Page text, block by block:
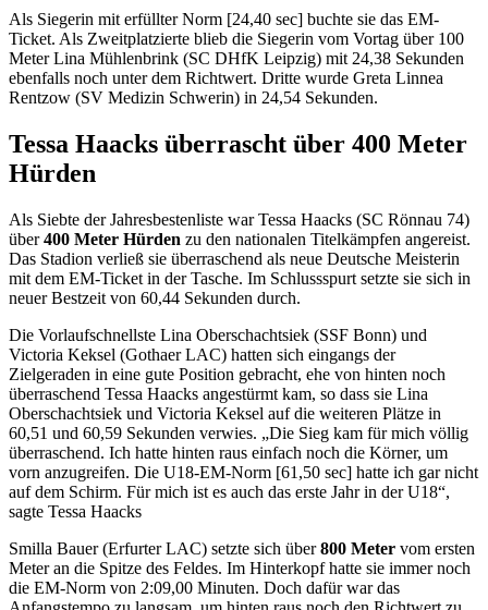
Als Siegerin mit erfüllter Norm [24,40 sec] buchte sie das EM-
Ticket. Als Zweitplatzierte blieb die Siegerin vom Vortag über 100
Meter Lina Mühlenbrink (SC DHfK Leipzig) mit 24,38 Sekunden
ebenfalls noch unter dem Richtwert. Dritte wurde Greta Linnea
Rentzow (SV Medizin Schwerin) in 24,54 Sekunden.
Tessa Haacks überrascht über 400 Meter
Hürden
Als Siebte der Jahresbestenliste war Tessa Haacks (SC Rönnau 74)
über400 Meter Hürden zu den nationalen Titelkämpfen angereist.
Das Stadion verließ sie überraschend als neue Deutsche Meisterin
mit dem EM-Ticket in der Tasche. Im Schlussspurt setzte sie sich in
neuer Bestzeit von 60,44 Sekunden durch.
Die Vorlaufschnellste Lina Oberschachtsiek (SSF Bonn) und
Victoria Keksel (Gothaer LAC) hatten sich eingangs der
Zielgeraden in eine gute Position gebracht, ehe von hinten noch
überraschend Tessa Haacks angestürmt kam, so dass sie Lina
Oberschachtsiek und Victoria Keksel auf die weiteren Plätze in
60,51 und 60,59 Sekunden verwies. „Die Sieg kam für mich völlig
überraschend. Ich hatte hinten raus einfach noch die Körner, um
vorn anzugreifen. Die U18-EM-Norm [61,50 sec] hatte ich gar nicht
auf dem Schirm. Für mich ist es auch das erste Jahr in der U18“,
sagte Tessa Haacks
Smilla Bauer (Erfurter LAC) setzte sich über800 Meter vom ersten
Meter an die Spitze des Feldes. Im Hinterkopf hatte sie immer noch
die EM-Norm von 2:09,00 Minuten. Doch dafür war das